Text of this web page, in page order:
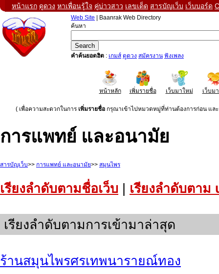
หน้าแรก ดูดวง หาเพื่อนรู้ใจ คู่บ่าวสาว เลขเด็ด สารบัญเว็บ เว็บบอร์ด
Web Site | Baanrak Web Directory
ค้นหา
คำค้นยอดฮิต : เกมส์ ดูดวง สมัครงาน ฟังเพลง
หน้าหลัก เพิ่มรายชื่อ เว็บมาใหม่ เว็บม
( เพื่อความสะดวกในการ เพิ่มรายชื่อ กรุณาเข้าไปหมวดหมู่ที่ท่านต้องการก่อน แล
การแพทย์ และอนามัย
สารบัญเว็บ>> การแพทย์ และอนามัย>> สมุนไพร
เรียงลำดับตามชื่อเว็บ เรียงลำดับตาม
เรียงลำดับตามการเข้ามาล่าสุด
ร้านสมุนไพรศรเทพนารายณ์ทอง